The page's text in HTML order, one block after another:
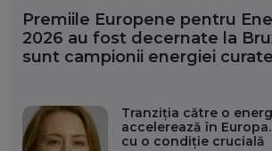
Premiile Europene pentru
2026 au fost decernate la
sunt campionii energiei curate
Tranziția către o
accelerează în
cu o condiție crucială